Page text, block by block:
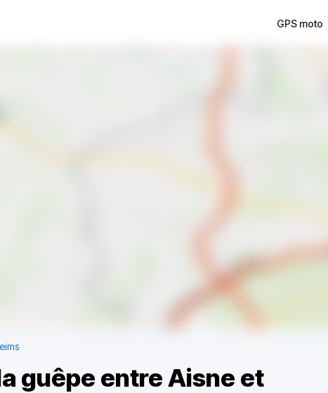
GPS moto
guêpe entre Aisne et